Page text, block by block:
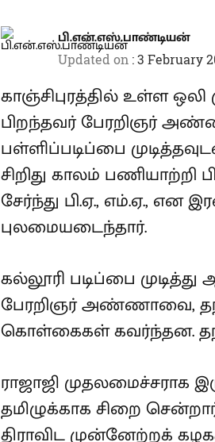
பி.என்.எஸ்.பாண்டியன்
Updated on :3 February
காஞ்சிபுரத்தில் உள்ள ஒலி
பிறந்தவர் பேரறிஞர்
பள்ளிப்படிப்பை
சிறிது காலம்
சேர்ந்து பி.ஏ., எம்.ஏ.,
புலமையடைந்தார்.
கல்லூரி படிப்பை
பேரறிஞர் அண்ணாவை,
கொள்கைகள் கவர்ந்தன.
ராஜாஜி முதலமைச்சராக
தமிழுக்காக சிறை
திராவிட முன்னேற்றக்